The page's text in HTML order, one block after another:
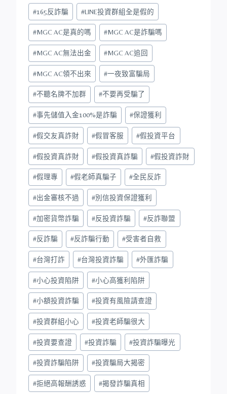
Post
Tags:
#165反詐騙 #LINE投資群組全是假的
#MGC AC是真的嗎 #MGC AC是詐騙嗎
#MGC AC無法出金 #MGC AC追回
#MGC AC領不出來 #一夜致富騙局
#不聽名牌不加群 #不要再受騙了
#事先儲值入金100%是詐騙 #保證獲利
#假交友真詐財 #假冒客服 #假投資平台
#假投資真詐財 #假投資真詐騙 #假投資詐財
#假理專 #假老師真騙子 #全民反詐
#出金審核不過 #別信投資保證獲利
#加密貨幣詐騙 #反投資詐騙 #反詐聯盟
#反詐騙 #反詐騙行動 #受害者自救
#台灣打詐 #台灣投資詐騙 #外匯詐騙
#小心投資陷阱 #小心高獲利陷阱
#小額投資詐騙 #投資有風險請查證
#投資群組小心 #投資老師騙很大
#投資要查證 #投資詐騙 #投資詐騙曝光
#投資詐騙陷阱 #投資騙局大揭密
#拒絕高報酬誘惑 #揭發詐騙真相